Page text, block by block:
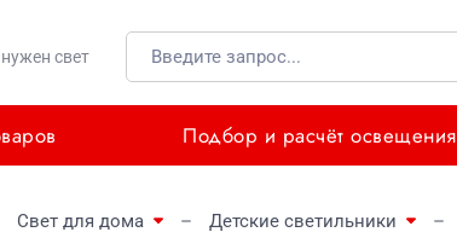
нужен свет
Подбор и расчёт освещения
Свет для дома Детские светильники